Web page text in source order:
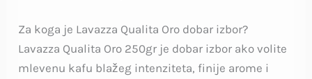
Za koga je Lavazza Qualita Oro dobar izbor?
Lavazza Qualita Oro 250gr je dobar izbor ako volite
mlevenu kafu blažeg intenziteta, finije arome i